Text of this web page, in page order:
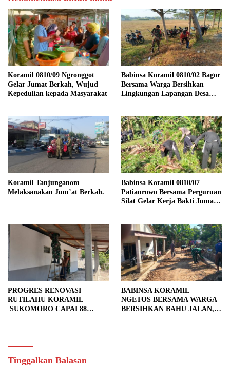
Koramil 0810/09 Ngronggot
Gelar Jumat Berkah, Wujud
Kepedulian kepada Masyarakat
Babinsa Koramil 0810/02 Bagor
Bersama Warga Bersihkan
Lingkungan Lapangan Desa
Koramil Tanjunganom
Melaksanakan Jum’at Berkah.
Babinsa Koramil 0810/07
Patianrowo Bersama Perguruan
Silat Gelar Kerja Bakti Jumat
PROGRES RENOVASI
RUTILAHU KORAMIL
SUKOMORO CAPAI 88
BABINSA KORAMIL
NGETOS BERSAMA WARGA
BERSIHKAN BAHU JALAN,
Tinggalkan Balasan